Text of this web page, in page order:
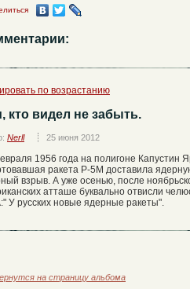
по возрастанию
кто видел не забыть.
Nerll 25 июня 2012
1956 года на полигоне Капустин
ракета Р-5М доставила
взрыв. А уже осенью, после
атташе буквально отвисли
У русских новые ядерные ракеты".
на страницу альбома